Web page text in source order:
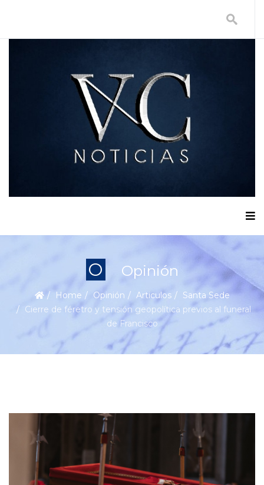
O Opinión
Home Opinión Articulos
Santa Sede
Cierre de féretro y tensión geopolítica previos al funeral
de Francisco